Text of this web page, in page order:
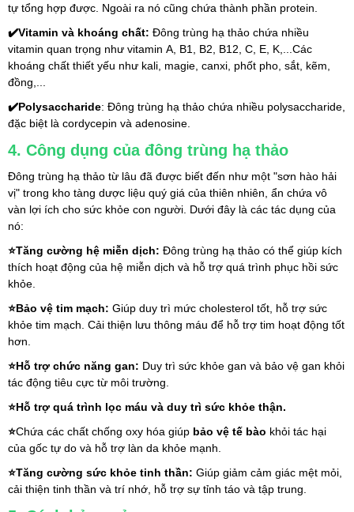
tự tổng hợp được. Ngoài ra nó cũng chứa thành phần protein.
✔️Vitamin và khoáng chất: Đông trùng hạ thảo chứa nhiều
vitamin quan trọng như vitamin A, B1, B2, B12, C, E, K,...Các
khoáng chất thiết yếu như kali, magie, canxi, phốt pho, sắt, kẽm,
đồng,...
✔️Polysaccharide: Đông trùng hạ thảo chứa nhiều polysaccharide,
đặc biệt là cordycepin và adenosine.
4. Công dụng của đông trùng hạ thảo
Đông trùng hạ thảo từ lâu đã được biết đến như một "sơn hào hải
vị" trong kho tàng dược liệu quý giá của thiên nhiên, ẩn chứa vô
vàn lợi ích cho sức khỏe con người. Dưới đây là các tác dụng của
nó:
⭐Tăng cường hệ miễn dịch: Đông trùng hạ thảo có thể giúp kích
thích hoạt động của hệ miễn dịch và hỗ trợ quá trình phục hồi sức
khỏe.
⭐Bảo vệ tim mạch: Giúp duy trì mức cholesterol tốt, hỗ trợ sức
khỏe tim mạch. Cải thiện lưu thông máu để hỗ trợ tim hoạt động tốt
hơn.
⭐Hỗ trợ chức năng gan: Duy trì sức khỏe gan và bảo vệ gan khỏi
tác động tiêu cực từ môi trường.
⭐Hỗ trợ quá trình lọc máu và duy trì sức khỏe thận.
⭐Chứa các chất chống oxy hóa giúp bảo vệ tế bào khỏi tác hại
của gốc tự do và hỗ trợ làn da khỏe mạnh.
⭐Tăng cường sức khỏe tinh thần: Giúp giảm cảm giác mệt mỏi,
cải thiện tinh thần và trí nhớ, hỗ trợ sự tỉnh táo và tập trung.